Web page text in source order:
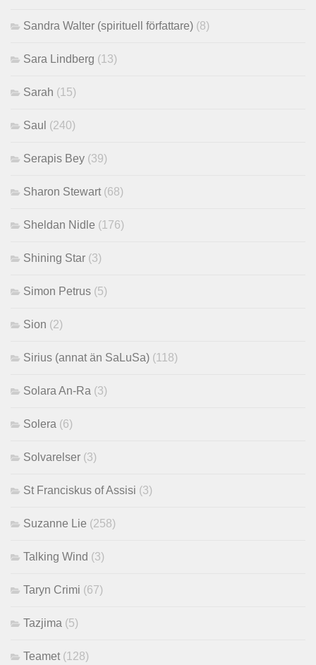
Sandra Walter (spirituell författare) (8)
Sara Lindberg (13)
Sarah (15)
Saul (240)
Serapis Bey (39)
Sharon Stewart (68)
Sheldan Nidle (176)
Shining Star (3)
Simon Petrus (5)
Sion (2)
Sirius (annat än SaLuSa) (118)
Solara An-Ra (3)
Solera (6)
Solvarelser (3)
St Franciskus of Assisi (3)
Suzanne Lie (258)
Talking Wind (3)
Taryn Crimi (67)
Tazjima (5)
Teamet (128)